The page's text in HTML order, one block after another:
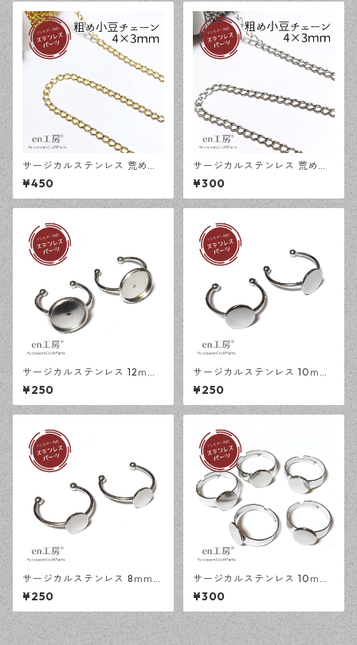
サージカルステンレス 荒め小
豆チェーン 4×3ｍｍ ゴールド
50cm アジャスターチェーン
アレルギー対応 ハンドメイド
¥450
サージカルステンレス 荒め小
豆チェーン 4×3ｍｍ シルバー
50cm アジャスターチェーン
アレルギー対応 ハンドメイド
¥300
サージカルステンレス 12ｍｍ
ミール皿 オープンリング台 シ
ルバー 2個 アレルギー対応 ア
クセサリーパーツ ハンドメイ
¥250
サージカルステンレス 10ｍｍ
平皿 オープンリング台 シルバ
ー 2個 アレルギー対応 アクセ
サリーパーツ ハンドメイド資
¥250
サージカルステンレス 8ｍｍ
平皿 オープンリング台 シルバ
ー 2個 アレルギー対応 アクセ
サリーパーツ ハンドメイド資
材 【en工房】
¥250
サージカルステンレス 10ｍｍ
平皿 フリーサイズ リング台 シ
ルバー 5個 アレルギー対応 ア
クセサリーパーツ ハンドメイ
ド資材 【en工房】
¥300